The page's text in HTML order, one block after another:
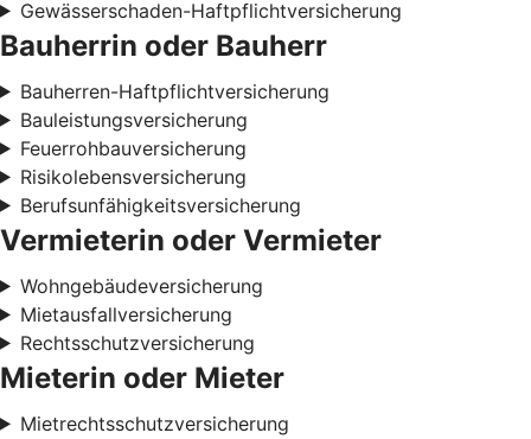
Gewässerschaden-Haftpflichtversicherung
Bauherrin oder Bauherr
Bauherren-Haftpflichtversicherung
Bauleistungsversicherung
Feuerrohbauversicherung
Risikolebensversicherung
Berufsunfähigkeitsversicherung
Vermieterin oder Vermieter
Wohngebäudeversicherung
Mietausfallversicherung
Rechtsschutzversicherung
Mieterin oder Mieter
Mietrechtsschutzversicherung